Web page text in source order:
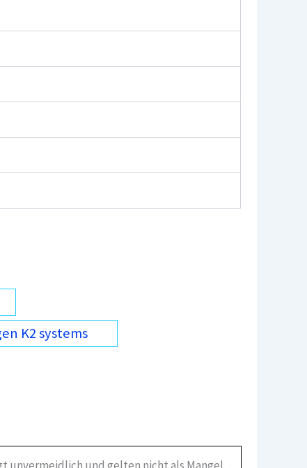
K2 systems
unvermeidlich und gelten nicht als Mangel.